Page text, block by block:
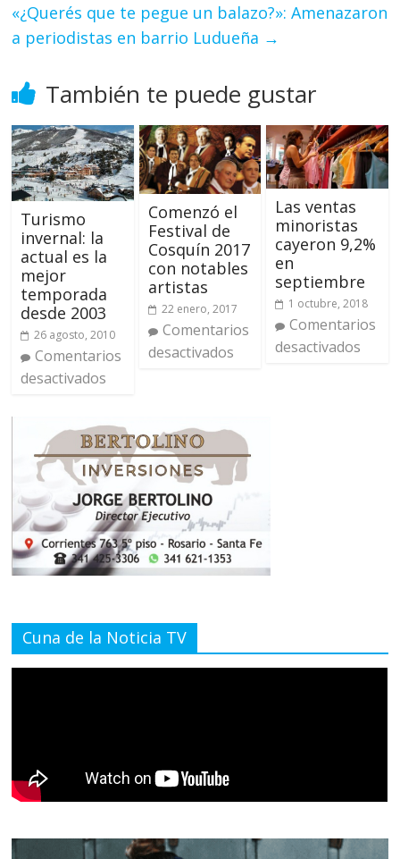
«¿Querés que te pegue un balazo?»: Amenazaron
a periodistas en barrio Ludueña →
También te puede gustar
Turismo
invernal: la
actual es la
mejor
temporada
desde 2003
26 agosto, 2010
Comentarios
desactivados
Comenzó el
Festival de
Cosquín 2017
con notables
artistas
22 enero, 2017
Comentarios
desactivados
Las ventas
minoristas
cayeron 9,2%
en
septiembre
1 octubre, 2018
Comentarios
desactivados
Cuna de la Noticia TV